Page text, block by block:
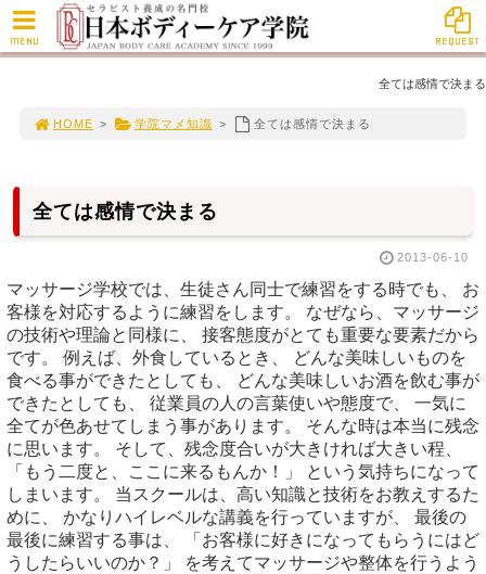
全ては感情で決まる
HOME > 学院マメ知識 > 全ては感情で決まる
全ては感情で決まる
2013-06-10
マッサージ学校では、生徒さん同士で練習をする時でも、 お
客様を対応するように練習をします。 なぜなら、マッサージ
の技術や理論と同様に、 接客態度がとても重要な要素だから
です。 例えば、外食しているとき、 どんな美味しいものを
食べる事ができたとしても、 どんな美味しいお酒を飲む事が
できたとしても、 従業員の人の言葉使いや態度で、 一気に
全てが色あせてしまう事があります。 そんな時は本当に残念
に思います。 そして、残念度合いが大きければ大きい程、
「もう二度と、ここに来るもんか！」 という気持ちになって
しまいます。 当スクールは、高い知識と技術をお教えするた
めに、 かなりハイレベルな講義を行っていますが、 最後の
最後に練習する事は、 「お客様に好きになってもらうにはど
うしたらいいのか？」 を考えてマッサージや整体を行うよう
MENU REQUEST